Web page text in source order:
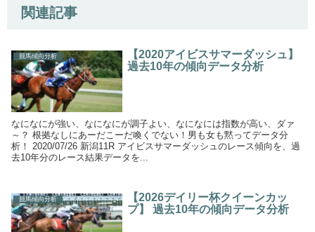
関連記事
競馬傾向分析
【2020アイビスサマーダッシュ】
過去10年の傾向データ分析
なになにが強い、なになにが調子よい、なになには指数が高い、ダァ
～？ 根拠なしにあーだこーだ喚くでない！男も女も黙ってデータ分
析！ 2020/07/26 新潟11R アイビスサマーダッシュのレース傾向を、過
去10年分のレース結果データを...
競馬傾向分析
【2026デイリー杯クイーンカッ
プ】 過去10年の傾向データ分析